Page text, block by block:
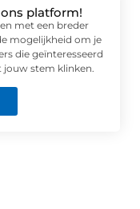
platform!
met een breder
mogelijkheid om je
die geïnteresseerd
stem klinken.